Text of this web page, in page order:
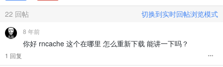
22 回帖 切换到实时回帖浏览模式
8 年前
你好 rncache 这个在哪里 怎么重新下载 能讲一下吗？
1 回复